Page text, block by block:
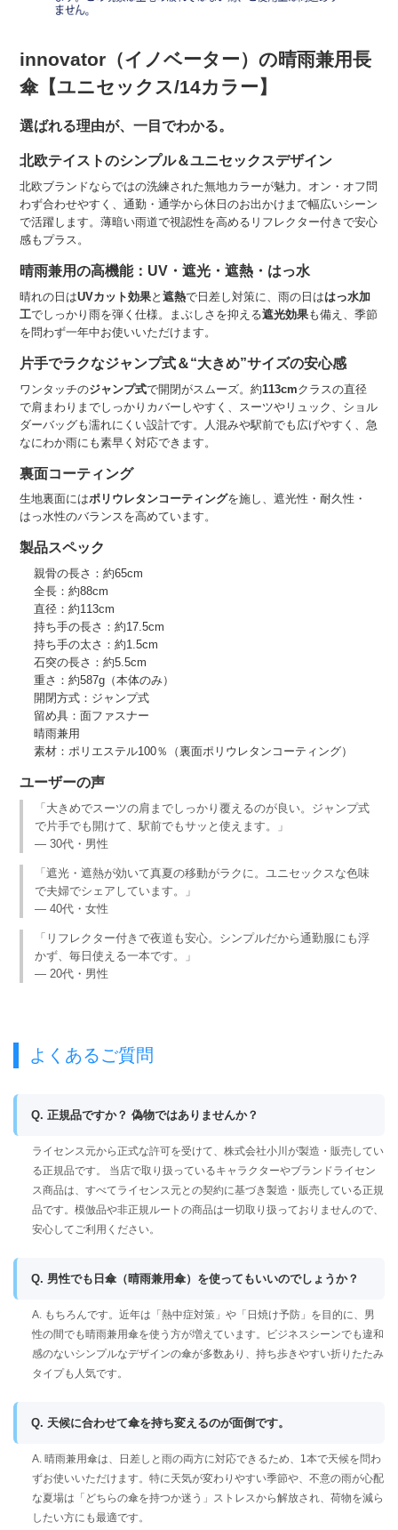
innovator（イノベーター）の晴雨兼用長
傘【ユニセックス/14カラー】
選ばれる理由が、一目でわかる。
北欧テイストのシンプル＆ユニセックスデザイン
北欧ブランドならではの洗練された無地カラーが魅力。オン・オフ問
わず合わせやすく、通勤・通学から休日のお出かけまで幅広いシーン
で活躍します。薄暗い雨道で視認性を高めるリフレクター付きで安心
感もプラス。
晴雨兼用の高機能：UV・遮光・遮熱・はっ水
晴れの日はUVカット効果と遮熱で日差し対策に、雨の日ははっ水加
工でしっかり雨を弾く仕様。まぶしさを抑える遮光効果も備え、季節
を問わず一年中お使いいただけます。
片手でラクなジャンプ式＆“大きめ”サイズの安心感
ワンタッチのジャンプ式で開閉がスムーズ。約113cmクラスの直径
で肩まわりまでしっかりカバーしやすく、スーツやリュック、ショル
ダーバッグも濡れにくい設計です。人混みや駅前でも広げやすく、急
なにわか雨にも素早く対応できます。
裏面コーティング
生地裏面にはポリウレタンコーティングを施し、遮光性・耐久性・
はっ水性のバランスを高めています。
製品スペック
親骨の長さ：約65cm
全長：約88cm
直径：約113cm
持ち手の長さ：約17.5cm
持ち手の太さ：約1.5cm
石突の長さ：約5.5cm
重さ：約587g（本体のみ）
開閉方式：ジャンプ式
留め具：面ファスナー
晴雨兼用
素材：ポリエステル100％（裏面ポリウレタンコーティング）
ユーザーの声
「大きめでスーツの肩までしっかり覆えるのが良い。ジャンプ式
で片手でも開けて、駅前でもサッと使えます。」
— 30代・男性
「遮光・遮熱が効いて真夏の移動がラクに。ユニセックスな色味
で夫婦でシェアしています。」
— 40代・女性
「リフレクター付きで夜道も安心。シンプルだから通勤服にも浮
かず、毎日使える一本です。」
— 20代・男性
よくあるご質問
Q. 正規品ですか？ 偽物ではありませんか？
ライセンス元から正式な許可を受けて、株式会社小川が製造・販売してい
る正規品です。 当店で取り扱っているキャラクターやブランドライセン
ス商品は、すべてライセンス元との契約に基づき製造・販売している正規
品です。模倣品や非正規ルートの商品は一切取り扱っておりませんので、
安心してご利用ください。
Q. 男性でも日傘（晴雨兼用傘）を使ってもいいのでしょうか？
A. もちろんです。近年は「熱中症対策」や「日焼け予防」を目的に、男
性の間でも晴雨兼用傘を使う方が増えています。ビジネスシーンでも違和
感のないシンプルなデザインの傘が多数あり、持ち歩きやすい折りたたみ
タイプも人気です。
Q. 天候に合わせて傘を持ち変えるのが面倒です。
A. 晴雨兼用傘は、日差しと雨の両方に対応できるため、1本で天候を問わ
ずお使いいただけます。特に天気が変わりやすい季節や、不意の雨が心配
な夏場は「どちらの傘を持つか迷う」ストレスから解放され、荷物を減ら
したい方にも最適です。